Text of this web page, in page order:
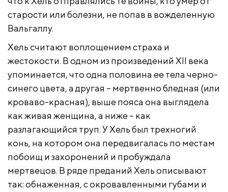
старости или болезни, не попав в вожделенную
Вальгаллу.
Хель считают воплощением страха и
жестокости. В одном из произведений XII века
упоминается, что одна половина ее тела черно-
синего цвета, а другая – мертвенно бледная (или
кроваво-красная), выше пояса она выглядела
как живая женщина, а ниже – как
разлагающийся труп. У Хель был трехногий
конь, на котором она передвигалась по местам
побоищ и захоронений и пробуждала
мертвецов. В ряде преданий Хель описывают
так: обнаженная, с окровавленными губами и